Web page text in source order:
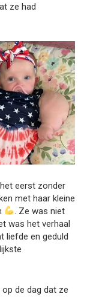
ze had
eerst zonder
met haar kleine
. Ze was niet
was het verhaal
liefde en geduld
de dag dat ze